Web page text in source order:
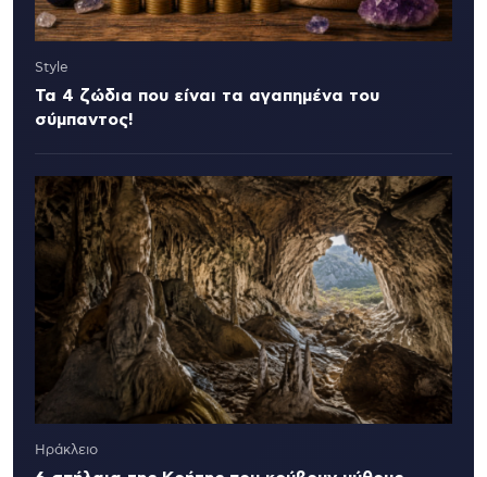
Style
Τα 4 ζώδια που είναι τα αγαπημένα του
σύμπαντος!
Ηράκλειο